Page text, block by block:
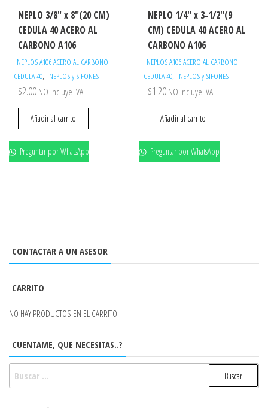
NEPLO 3/8″ x 8″(20 CM)
CEDULA 40 ACERO AL
CARBONO A106
NEPLOS A106 ACERO AL CARBONO
CEDULA 40, NEPLOS y SIFONES
$2.00 NO incluye IVA
Añadir al carrito
Preguntar por WhatsApp
NEPLO 1/4″ x 3-1/2″(9
CM) CEDULA 40 ACERO AL
CARBONO A106
NEPLOS A106 ACERO AL CARBONO
CEDULA 40, NEPLOS y SIFONES
$1.20 NO incluye IVA
Añadir al carrito
Preguntar por WhatsApp
CONTACTAR A UN ASESOR
CARRITO
NO HAY PRODUCTOS EN EL CARRITO.
CUENTAME, QUE NECESITAS..?